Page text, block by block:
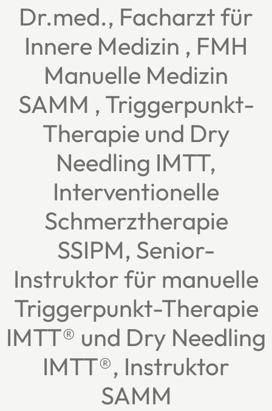
Dr.med., Facharzt für
Innere Medizin , FMH
Manuelle Medizin
SAMM , Triggerpunkt-
Therapie und Dry
Needling IMTT,
Interventionelle
Schmerztherapie
SSIPM, Senior-
Instruktor für manuelle
Triggerpunkt-Therapie
IMTT® und Dry Needling
IMTT®, Instruktor
SAMM